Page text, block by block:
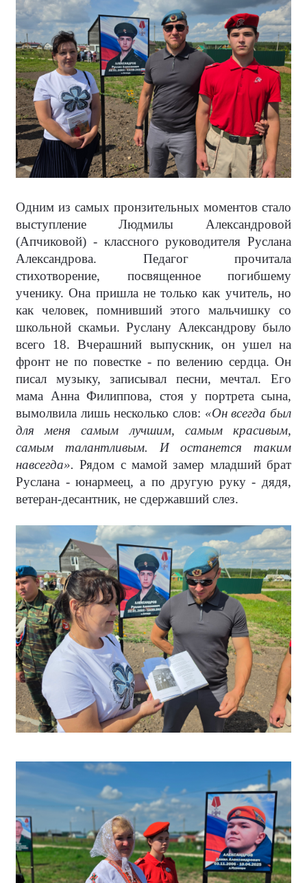
Одним из самых пронзительных моментов стало
выступление Людмилы Александровой
(Апчиковой) - классного руководителя Руслана
Александрова. Педагог прочитала
стихотворение, посвященное погибшему
ученику. Она пришла не только как учитель, но
как человек, помнивший этого мальчишку со
школьной скамьи. Руслану Александрову было
всего 18. Вчерашний выпускник, он ушел на
фронт не по повестке - по велению сердца. Он
писал музыку, записывал песни, мечтал. Его
мама Анна Филиппова, стоя у портрета сына,
вымолвила лишь несколько слов: «Он всегда был
для меня самым лучшим, самым красивым,
самым талантливым. И останется таким
навсегда». Рядом с мамой замер младший брат
Руслана - юнармеец, а по другую руку - дядя,
ветеран-десантник, не сдержавший слез.